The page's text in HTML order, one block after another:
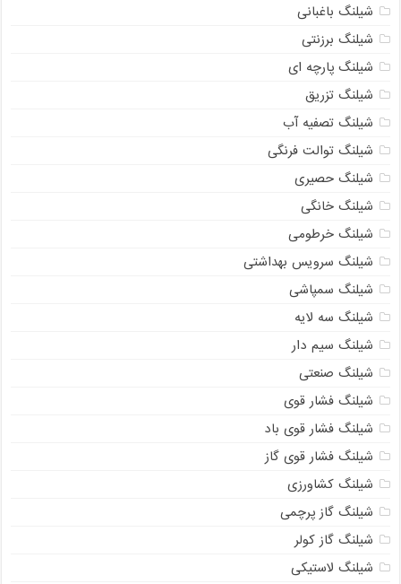
شیلنگ باغبانی
شیلنگ برزنتی
شیلنگ پارچه ای
شیلنگ تزریق
شیلنگ تصفیه آب
شیلنگ توالت فرنگی
شیلنگ حصیری
شیلنگ خانگی
شیلنگ خرطومی
شیلنگ سرویس بهداشتی
شیلنگ سمپاشی
شیلنگ سه لایه
شیلنگ سیم دار
شیلنگ صنعتی
شیلنگ فشار قوی
شیلنگ فشار قوی باد
شیلنگ فشار قوی گاز
شیلنگ کشاورزی
شیلنگ گاز پرچمی
شیلنگ گاز کولر
شیلنگ لاستیکی